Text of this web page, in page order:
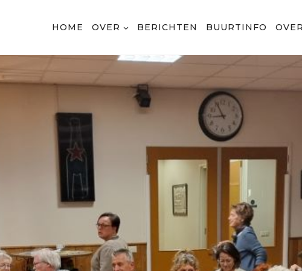
HOME OVER BERICHTEN BUURTINFO